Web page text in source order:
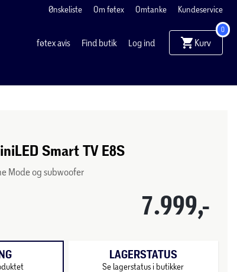
Ønskeliste Om føtex Omtanke Kundeservice
føtex avis Find butik Log ind Kurv
0
Smart TV E8S
Mode og subwoofer
7.999,-
LAGERSTATUS
Se lagerstatus i butikker